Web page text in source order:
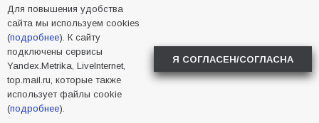
Батайские школьники стали частью
образовательного кластера
122 05.08.2026
Для повышения удобства
сайта мы используем cookies
(подробнее). К сайту
подключены сервисы
Yandex.Metrika, LiveInternet,
top.mail.ru, которые также
использует файлы cookie
(подробнее).
Я СОГЛАСЕН/СОГЛАСНА